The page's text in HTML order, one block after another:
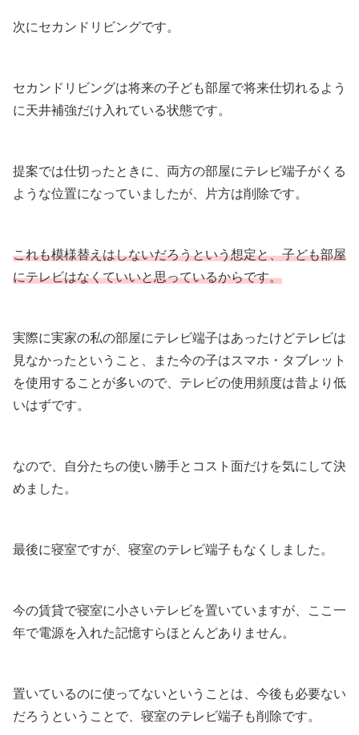
次にセカンドリビングです。
セカンドリビングは将来の子ども部屋で将来仕切れるよう
に天井補強だけ入れている状態です。
提案では仕切ったときに、両方の部屋にテレビ端子がくる
ような位置になっていましたが、片方は削除です。
これも模様替えはしないだろうという想定と、子ども部屋
にテレビはなくていいと思っているからです。
実際に実家の私の部屋にテレビ端子はあったけどテレビは
見なかったということ、また今の子はスマホ・タブレット
を使用することが多いので、テレビの使用頻度は昔より低
いはずです。
なので、自分たちの使い勝手とコスト面だけを気にして決
めました。
最後に寝室ですが、寝室のテレビ端子もなくしました。
今の賃貸で寝室に小さいテレビを置いていますが、ここ一
年で電源を入れた記憶すらほとんどありません。
置いているのに使ってないということは、今後も必要ない
だろうということで、寝室のテレビ端子も削除です。